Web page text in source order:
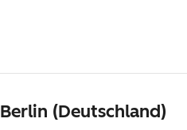
Berlin (Deutschland)